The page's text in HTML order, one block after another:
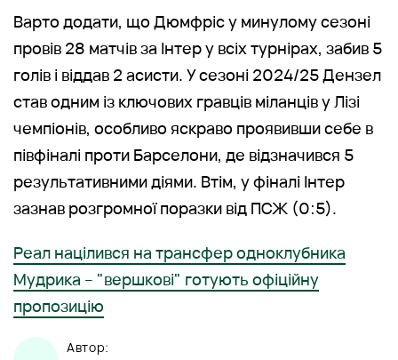
Варто додати, що Дюмфріс у минулому сезоні
провів 28 матчів за Інтер у всіх турнірах, забив 5
голів і віддав 2 асисти. У сезоні 2024/25 Дензел
став одним із ключових гравців міланців у Лізі
чемпіонів, особливо яскраво проявивши себе в
півфіналі проти Барселони, де відзначився 5
результативними діями. Втім, у фіналі Інтер
зазнав розгромної поразки від ПСЖ (0:5).
Реал націлився на трансфер одноклубника
Мудрика – "вершкові" готують офіційну
пропозицію
Автор: